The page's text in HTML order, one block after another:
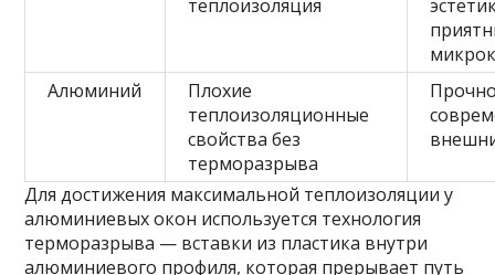
теплоизоляция
Алюминий
Плохие
теплоизоляционные
свойства без
терморазрыва
Для достижения максимальной теплоизоляции у
алюминиевых окон используется технология
терморазрыва — вставки из пластика внутри
алюминиевого профиля, которая прерывает путь